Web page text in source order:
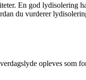
En god lydisolering
du vurderer
opleves som